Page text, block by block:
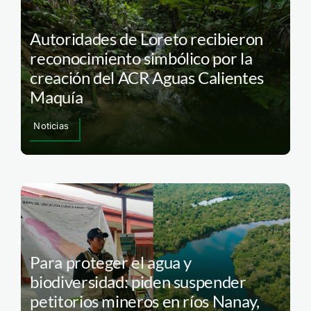
Autoridades de Loreto recibieron
reconocimiento simbólico por la
creación del ACR Aguas Calientes
Maquía
Noticias
Para proteger el agua y
biodiversidad: piden suspender
petitorios mineros en ríos Nanay,